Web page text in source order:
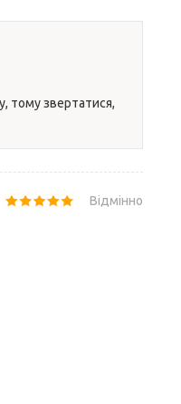
тому звертатися,
Відмінно